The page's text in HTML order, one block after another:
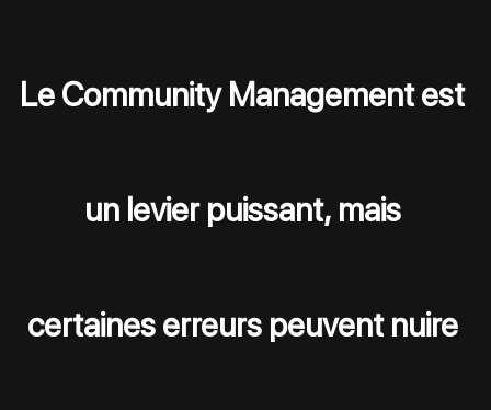
Le Community Management est
un levier puissant, mais
certaines erreurs peuvent nuire